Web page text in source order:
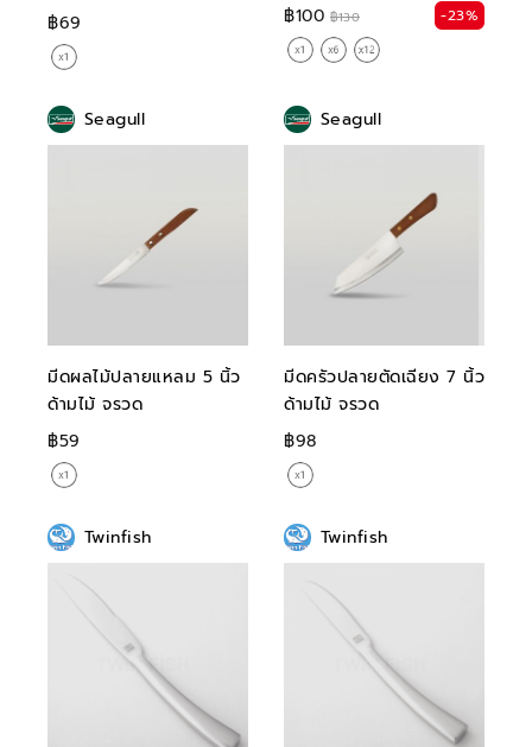
฿69
฿100 ฿130 -23%
Seagull
มีดผลไม้ปลายแหลม 5 นิ้ว
ด้ามไม้ จรวด
฿59
Seagull
มีดครัวปลายตัดเฉียง 7 นิ้ว
ด้ามไม้ จรวด
฿98
Twinfish Twinfish